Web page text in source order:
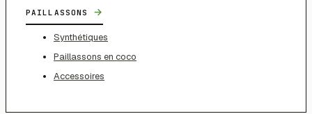
PAILLASSONS →
Synthétiques
Paillassons en coco
Accessoires